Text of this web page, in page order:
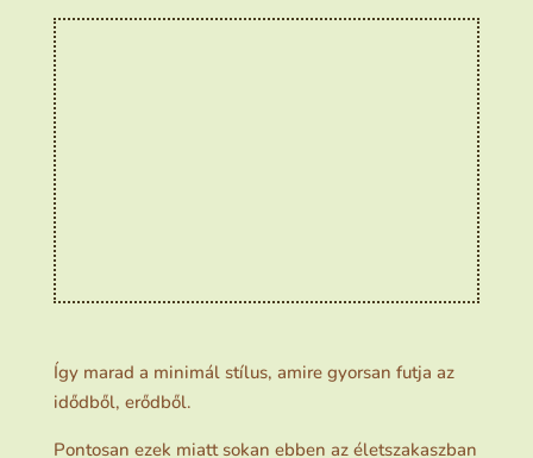
Így marad a minimál stílus, amire gyorsan futja az
idődből, erődből.
Pontosan ezek miatt sokan ebben az életszakaszban